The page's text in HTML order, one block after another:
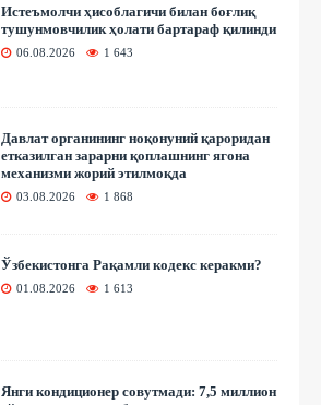
Истеъмолчи ҳисоблагичи билан боғлиқ
тушунмовчилик ҳолати бартараф қилинди
06.08.2026 1 643
Давлат органининг ноқонуний қароридан
етказилган зарарни қоплашнинг ягона
механизми жорий этилмоқда
03.08.2026 1 868
Ўзбекистонга Рақамли кодекс керакми?
01.08.2026 1 613
Янги кондиционер совутмади: 7,5 миллион